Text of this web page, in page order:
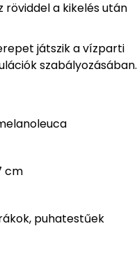
röviddel a kikelés után
játszik a vízparti
szabályozásában.
cm
puhatestűek